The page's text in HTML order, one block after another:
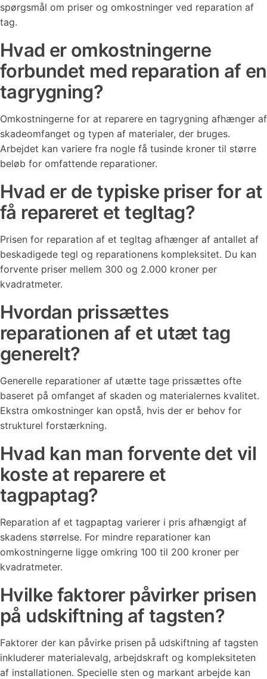
spørgsmål om priser og omkostninger ved reparation af
tag.
Hvad er omkostningerne
forbundet med reparation af en
tagrygning?
Omkostningerne for at reparere en tagrygning afhænger af
skadeomfanget og typen af materialer, der bruges.
Arbejdet kan variere fra nogle få tusinde kroner til større
beløb for omfattende reparationer.
Hvad er de typiske priser for at
få repareret et tegltag?
Prisen for reparation af et tegltag afhænger af antallet af
beskadigede tegl og reparationens kompleksitet. Du kan
forvente priser mellem 300 og 2.000 kroner per
kvadratmeter.
Hvordan prissættes
reparationen af et utæt tag
generelt?
Generelle reparationer af utætte tage prissættes ofte
baseret på omfanget af skaden og materialernes kvalitet.
Ekstra omkostninger kan opstå, hvis der er behov for
strukturel forstærkning.
Hvad kan man forvente det vil
koste at reparere et
tagpaptag?
Reparation af et tagpaptag varierer i pris afhængigt af
skadens størrelse. For mindre reparationer kan
omkostningerne ligge omkring 100 til 200 kroner per
kvadratmeter.
Hvilke faktorer påvirker prisen
på udskiftning af tagsten?
Faktorer der kan påvirke prisen på udskiftning af tagsten
inkluderer materialevalg, arbejdskraft og kompleksiteten
af installationen. Specielle sten og markant arbejde kan